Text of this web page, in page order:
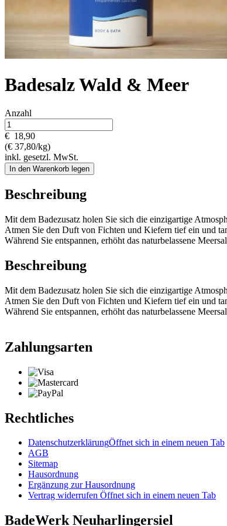
Badesalz Wald & Meer
Anzahl
€ 18,90
(€ 37,80/kg)
inkl. gesetzl. MwSt.
In den Warenkorb legen
Beschreibung
Mit dem Badezusatz holen Sie sich die einzigartige
Atmen Sie den Duft von Fichten und Kiefern tief ein und
Während Sie entspannen, erhöht das naturbelassene
Beschreibung
Mit dem Badezusatz holen Sie sich die einzigartige
Atmen Sie den Duft von Fichten und Kiefern tief ein und
Während Sie entspannen, erhöht das naturbelassene
Zahlungsarten
Rechtliches
DatenschutzerklärungÖffnet sich in einem neuen Tab
AGB
Sitemap
Hausordnung
Ergänzung zur Hausordnung
Vertrag widerrufen Öffnet sich in einem neuen Tab
BadeWerk Neuharlingersiel